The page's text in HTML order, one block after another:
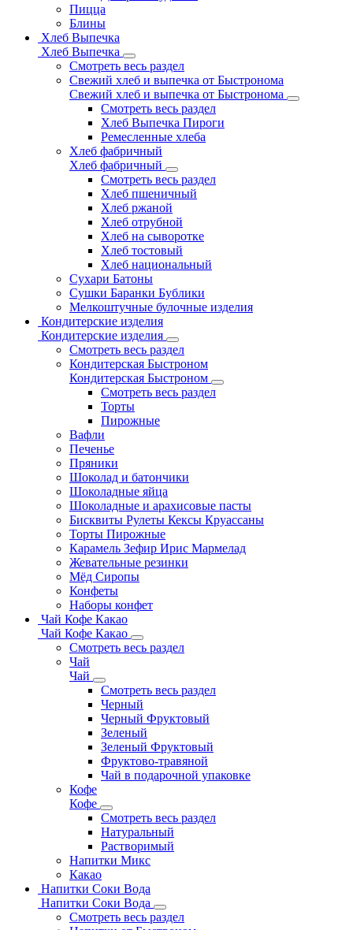
Пицца
Блины
Хлеб Выпечка
Хлеб Выпечка
Смотреть весь раздел
Свежий хлеб и выпечка от Быстронома
Свежий хлеб и выпечка от Быстронома
Смотреть весь раздел
Хлеб Выпечка Пироги
Ремесленные хлеба
Хлеб фабричный
Хлеб фабричный
Смотреть весь раздел
Хлеб пшеничный
Хлеб ржаной
Хлеб отрубной
Хлеб на сыворотке
Хлеб тостовый
Хлеб национальный
Сухари Батоны
Сушки Баранки Бублики
Мелкоштучные булочные изделия
Кондитерские изделия
Кондитерские изделия
Смотреть весь раздел
Кондитерская Быстроном
Кондитерская Быстроном
Смотреть весь раздел
Торты
Пирожные
Вафли
Печенье
Пряники
Шоколад и батончики
Шоколадные яйца
Шоколадные и арахисовые пасты
Бисквиты Рулеты Кексы Круассаны
Торты Пирожные
Карамель Зефир Ирис Мармелад
Жевательные резинки
Мёд Сиропы
Конфеты
Наборы конфет
Чай Кофе Какао
Чай Кофе Какао
Смотреть весь раздел
Чай
Чай
Смотреть весь раздел
Черный
Черный Фруктовый
Зеленый
Зеленый Фруктовый
Фруктово-травяной
Чай в подарочной упаковке
Кофе
Кофе
Смотреть весь раздел
Натуральный
Растворимый
Напитки Микс
Какао
Напитки Соки Вода
Напитки Соки Вода
Смотреть весь раздел